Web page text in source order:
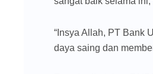
“Insya Allah, PT Bank
daya saing dan